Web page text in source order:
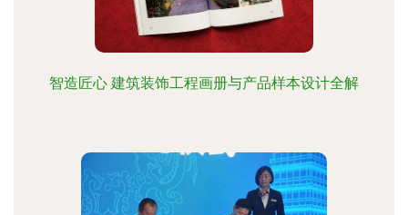
智造匠心 建筑装饰工程画册与产品样本设计全解